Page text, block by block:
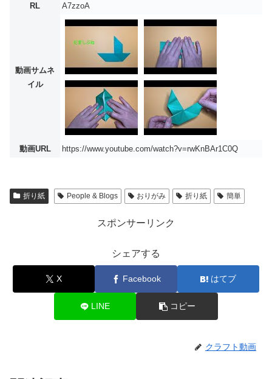
RL
A7zzoA
動画サムネ
イル
動画URL https://www.youtube.com/watch?v=rwKnBAr1C0Q
折り紙 People & Blogs おりがみ 折り紙 簡単
スポンサーリンク
シェアする
X Facebook はてブ
LINE コピー
クラフト動画